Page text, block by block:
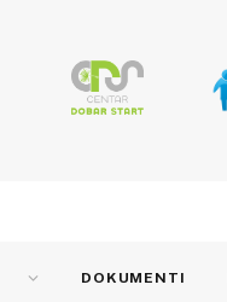
DOKUMENTI